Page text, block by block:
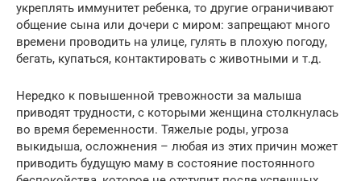
укреплять иммунитет ребенка, то другие ограничивают
общение сына или дочери с миром: запрещают много
времени проводить на улице, гулять в плохую погоду,
бегать, купаться, контактировать с животными и т.д.
Нередко к повышенной тревожности за малыша
приводят трудности, с которыми женщина столкнулась
во время беременности. Тяжелые роды, угроза
выкидыша, осложнения – любая из этих причин может
приводить будущую маму в состояние постоянного